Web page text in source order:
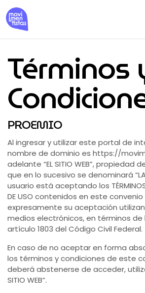
Términos
PROEMIO
Al ingresar y utilizar este portal de
nombre de dominio es https://
adelante “EL SITIO WEB”, propiedad
que en lo sucesivo se denominará “LA
usuario está aceptando los TÉRMINOS
DE USO contenidos en este
expresamente su aceptación
medios electrónicos, en términos
artículo 1803 del Código Civil Federal.
En caso de no aceptar en forma
los términos y condiciones de este
deberá abstenerse de acceder,
SITIO WEB”.